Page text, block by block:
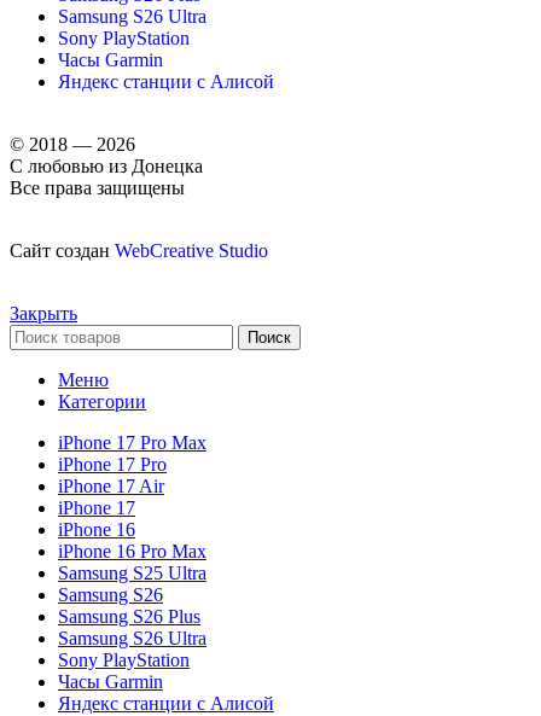
Samsung S26 Ultra
Sony PlayStation
Часы Garmin
Яндекс станции с Алисой
© 2018 — 2026
С любовью из Донецка
Все права защищены
Сайт создан WebCreative Studio
Закрыть
Поиск
Меню
Категории
iPhone 17 Pro Max
iPhone 17 Pro
iPhone 17 Air
iPhone 17
iPhone 16
iPhone 16 Pro Max
Samsung S25 Ultra
Samsung S26
Samsung S26 Plus
Samsung S26 Ultra
Sony PlayStation
Часы Garmin
Яндекс станции с Алисой